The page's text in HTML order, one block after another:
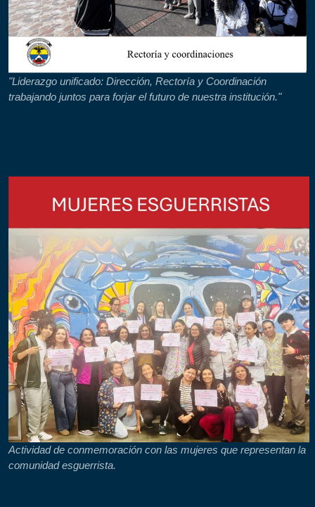
"Liderazgo unificado: Dirección, Rectoría y Coordinación
trabajando juntos para forjar el futuro de nuestra institución."
Actividad de conmemoración con las mujeres que representan la
comunidad esguerrista.